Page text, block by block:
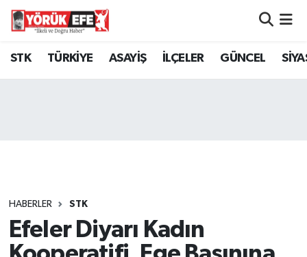
STK TÜRKİYE ASAYİŞ İLÇELER GÜNCEL
HABERLER STK
Efeler Diyarı Kadın
Aydın Nöbetçi Eczaneler
Tüm Manşetler